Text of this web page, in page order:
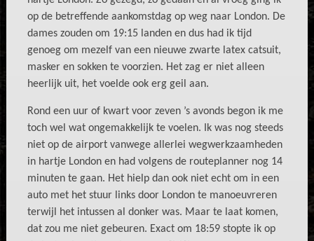
op de betreffende aankomstdag op weg naar London. De
dames zouden om 19:15 landen en dus had ik tijd
genoeg om mezelf van een nieuwe zwarte latex catsuit,
masker en sokken te voorzien. Het zag er niet alleen
heerlijk uit, het voelde ook erg geil aan.
Rond een uur of kwart voor zeven ’s avonds begon ik me
toch wel wat ongemakkelijk te voelen. Ik was nog steeds
niet op de airport vanwege allerlei wegwerkzaamheden
in hartje London en had volgens de routeplanner nog 14
minuten te gaan. Het hielp dan ook niet echt om in een
auto met het stuur links door London te manoeuvreren
terwijl het intussen al donker was. Maar te laat komen,
dat zou me niet gebeuren. Exact om 18:59 stopte ik op